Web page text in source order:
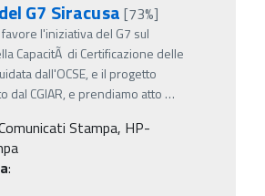
G7 Siracusa [73%]
l'iniziativa del G7 sul
CapacitÃ di Certificazione delle
dall'OCSE, e il progetto
dal CGIAR, e prendiamo atto …
Stampa, HP-
: